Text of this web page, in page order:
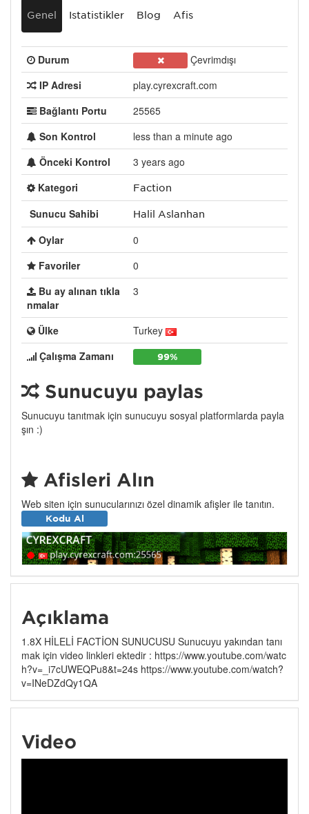
Genel İstatistikler Blog Afiş
Durum
Çevrimdışı
IP Adresi
play.cyrexcraft.com
Bağlantı Portu
25565
Son Kontrol
less than a minute ago
Önceki Kontrol
3 years ago
Kategori
Faction
Sunucu Sahibi Halil Aslanhan
Oylar
0
Favoriler
0
Bu ay alınan tıkla
nmalar
3
Ülke
Turkey
Çalışma Zamanı
99%
Sunucuyu paylaş
Sunucuyu tanıtmak için sunucuyu sosyal platformlarda payla
şın :)
Afişleri Alın
Web siten için sunucularınızı özel dinamik afişler ile tanıtın.
Kodu Al
Açıklama
1.8X HİLELİ FACTİON SUNUCUSU Sunucuyu yakından tanı
mak için video linkleri ektedir : https://www.youtube.com/watc
h?v=_i7cUWEQPu8&t=24s https://www.youtube.com/watch?
v=INeDZdQy1QA
Video